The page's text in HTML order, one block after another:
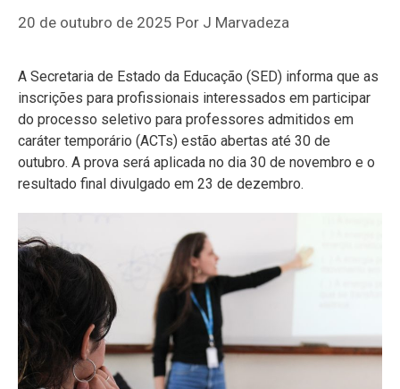
20 de outubro de 2025 Por J Marvadeza
A Secretaria de Estado da Educação (SED) informa que as
inscrições para profissionais interessados em participar
do processo seletivo para professores admitidos em
caráter temporário (ACTs) estão abertas até 30 de
outubro. A prova será aplicada no dia 30 de novembro e o
resultado final divulgado em 23 de dezembro.